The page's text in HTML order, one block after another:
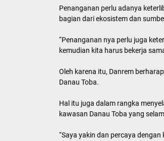
Penanganan perlu adanya
bagian dari ekosistem dan
“Penanganan nya perlu juga
kemudian kita harus bekerja
Oleh karena itu, Danrem
Danau Toba.
Hal itu juga dalam rangka
kawasan Danau Toba yang
“Saya yakin dan percaya